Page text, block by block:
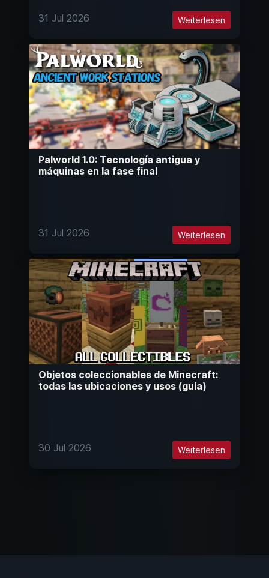
31 Jul 2026 Weiterlesen
Palworld 1.0: Tecnología antigua y
máquinas en la fase final
31 Jul 2026 Weiterlesen
Objetos coleccionables de Minecraft:
todas las ubicaciones y usos (guía)
30 Jul 2026 Weiterlesen